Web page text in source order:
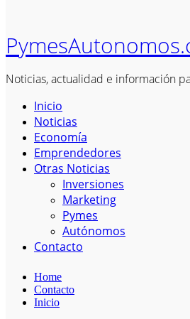
Noticias, actualidad e información
Inicio
Noticias
Economía
Emprendedores
Otras Noticias
Inversiones
Marketing
Pymes
Autónomos
Contacto
Home
Contacto
Inicio